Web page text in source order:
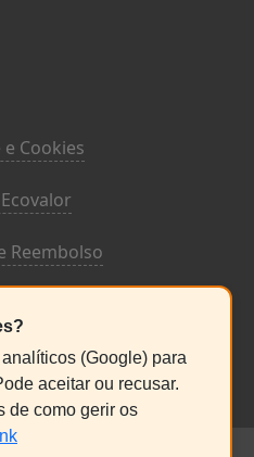
Cookies
Reembolso
(Google) para
aceitar ou recusar.
de como gerir os